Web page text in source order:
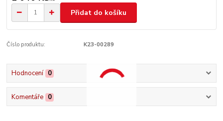
Přidat do košíku
Číslo produktu: K23-00289
Hodnocení 0
Komentáře 0